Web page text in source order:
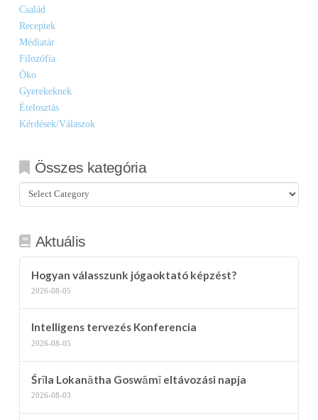
Család
Receptek
Médiatár
Filozófia
Öko
Gyerekeknek
Ételosztás
Kérdések/Válaszok
Összes kategória
Összes
kategória
Aktuális
Hogyan válasszunk jógaoktató képzést?
2026-08-05
Intelligens tervezés Konferencia
2026-08-05
Śrīla Lokanātha Goswāmī eltávozási napja
2026-08-03